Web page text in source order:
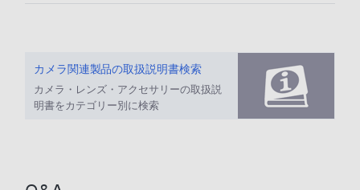
0
2
カメラ関連製品の取扱説明書検索
カメラ・レンズ・アクセサリーの取扱説
明書をカテゴリー別に検索